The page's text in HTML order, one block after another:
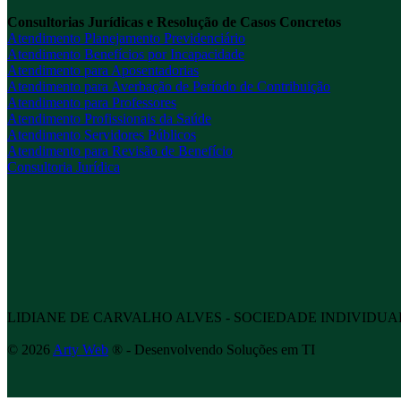
Consultorias Jurídicas e Resolução de Casos Concretos
Atendimento Planejamento Previdenciário
Atendimento Benefícios por Incapacidade
Atendimento para Aposentadorias
Atendimento para Averbação de Período de Contribuição
Atendimento para Professores
Atendimento Profissionais da Saúde
Atendimento Servidores Públicos
Atendimento para Revisão de Benefício
Consultoria Jurídica
LIDIANE DE CARVALHO ALVES - SOCIEDADE
© 2026 Arty Web ® - Desenvolvendo Soluções em TI